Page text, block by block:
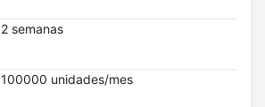
2 semanas
100000 unidades/mes